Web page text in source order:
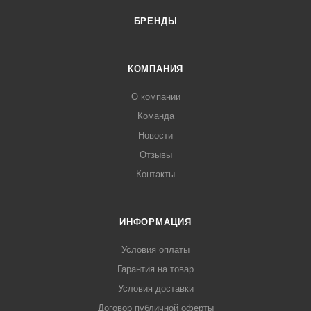
БРЕНДЫ
КОМПАНИЯ
О компании
Команда
Новости
Отзывы
Контакты
ИНФОРМАЦИЯ
Условия оплаты
Гарантия на товар
Условия доставки
Договор публичной оферты